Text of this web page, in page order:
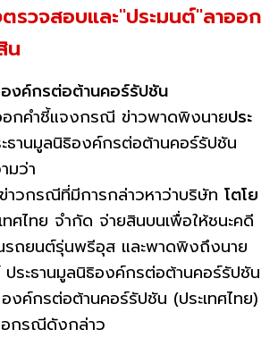
ตรวจสอบและ"ประมนต์"ลาออก
น
องค์กรต่อต้านคอร์รัปชัน
อกคำชี้แจงกรณี ข่าวพาดพิงนายประ
ธานมูลนิธิองค์กรต่อต้านคอร์รัปชัน
มว่า
าวกรณีที่มีการกล่าวหาว่าบริษัท โตโย
ทศไทย จำกัด จ่ายสินบนเพื่อให้ชนะคดี
รถยนต์รุ่นพรีอุส และพาดพิงถึงนาย
ระธานมูลนิธิองค์กรต่อต้านคอร์รัปชัน
งค์กรต่อต้านคอร์รัปชัน (ประเทศไทย)
อกรณีดังกล่าว